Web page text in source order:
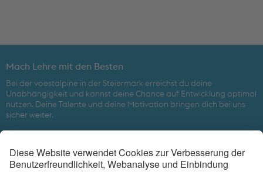
Mach Lehre mit den Besten
Bei der voestalpine in der Steiermark erreichst du deine
Unabhängigkeit und kannst deine Chance auf Entwicklung optimal
nutzen. Deine Talente und deine Motivation bringen dich bei uns
sicher weiter.
gesichert.